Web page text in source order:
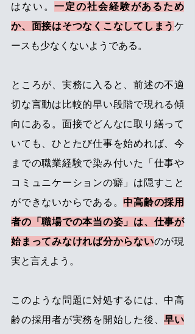
はない。一定の社会経験があるため
か、面接はそつなくこなしてしまう ケ
ースも少なくないようである。
ところが、実務に入ると、前述の不適
切な言動は比較的早い段階で現れる傾
向にある。面接でどんなに取り繕って
いても、ひとたび仕事を始めれば、今
までの職業経験で染み付いた「仕事や
コミュニケーションの癖」は隠すこと
ができないからである。中高齢の採用
者の「職場での本当の姿」は、仕事が
始まってみなければ分からないのが現
実と言えよう。
このような問題に対処するには、中高
齢の採用者が実務を開始した後、早い